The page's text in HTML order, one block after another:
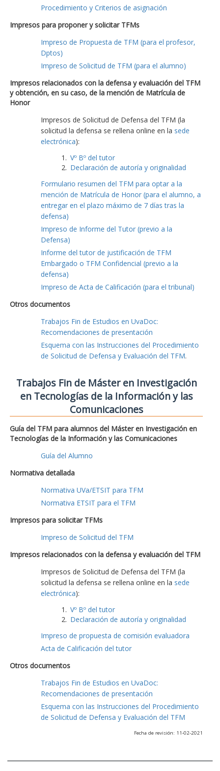
Procedimiento y Criterios de asignación
Impresos para proponer y solicitar TFMs
Impreso de Propuesta de TFM (para el profesor,
Dptos)
Impreso de Solicitud de TFM (para el alumno)
Impresos relacionados con la defensa y evaluación del TFM
y obtención, en su caso, de la mención de Matrícula de
Honor
Impresos de Solicitud de Defensa del TFM (la
solicitud la defensa se rellena online en la sede
electrónica):
Vº Bº del tutor
Declaración de autoría y originalidad
Formulario resumen del TFM para optar a la
mención de Matrícula de Honor (para el alumno, a
entregar en el plazo máximo de 7 días tras la
defensa)
Impreso de Informe del Tutor (previo a la
Defensa)
Informe del tutor de justificación de TFM
Embargado o TFM Confidencial (previo a la
defensa)
Impreso de Acta de Calificación (para el tribunal)
Otros documentos
Trabajos Fin de Estudios en UvaDoc:
Recomendaciones de presentación
Esquema con las Instrucciones del Procedimiento
de Solicitud de Defensa y Evaluación del TFM.
Trabajos Fin de Máster en Investigación
en Tecnologías de la Información y las
Comunicaciones
Guía del TFM para alumnos del Máster en Investigación en
Tecnologías de la Información y las Comunicaciones
Guía del Alumno
Normativa detallada
Normativa UVa/ETSIT para TFM
Normativa ETSIT para el TFM
Impresos para solicitar TFMs
Impreso de Solicitud del TFM
Impresos relacionados con la defensa y evaluación del TFM
Impresos de Solicitud de Defensa del TFM (la
solicitud la defensa se rellena online en la sede
electrónica):
Vº Bº del tutor
Declaración de autoría y originalidad
Impreso de propuesta de comisión evaluadora
Acta de Calificación del tutor
Otros documentos
Trabajos Fin de Estudios en UvaDoc:
Recomendaciones de presentación
Esquema con las Instrucciones del Procedimiento
de Solicitud de Defensa y Evaluación del TFM
Fecha de revisión: 11-02-2021